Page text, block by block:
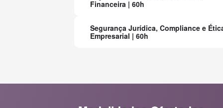
Financeira | 60h
Segurança Jurídica, Compliance e
Empresarial | 60h